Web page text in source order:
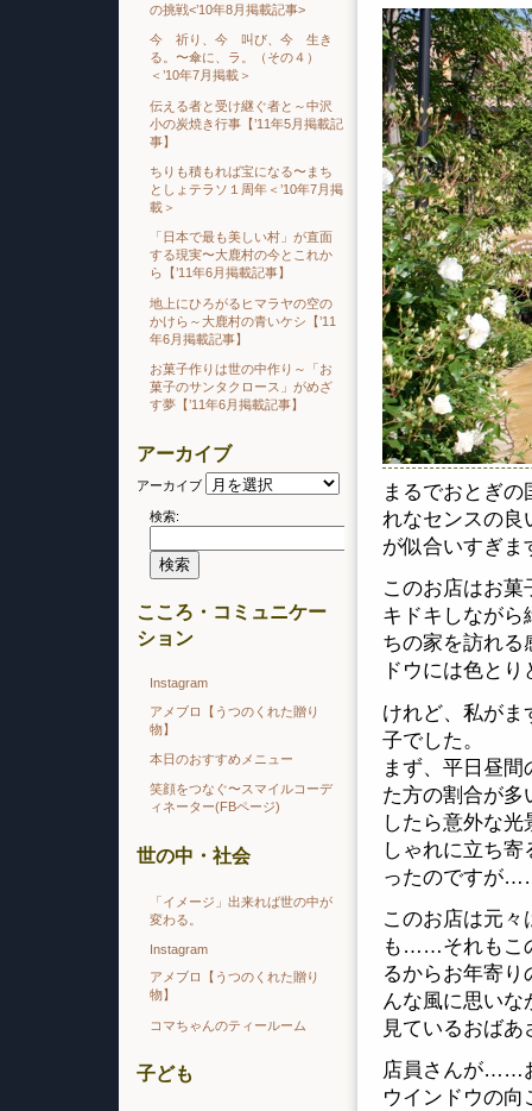
まるでおとぎ
れなセンスの良
が似合いすぎま
このお店はお
キドキしながら
ちの家を訪れ
ドウには色と
けれど、私がま
子でした。
まず、平日昼
た方の割合が多
したら意外な
しゃれに立ち
ったのですが
このお店は元
も……それもこ
るからお年寄
んな風に思い
見ているおば
店員さんが……
ウインドウの
の挑戦<’10年8月掲載記事>
今 祈り、今 叫び、今 生き
る。〜傘に、ラ。（その４）
＜’10年7月掲載＞
伝える者と受け継ぐ者と～中沢
小の炭焼き行事【’11年5月掲載記
事】
ちりも積もれば宝になる〜まち
としょテラソ１周年＜’10年7月掲
載＞
「日本で最も美しい村」が直面
する現実〜大鹿村の今とこれか
ら【’11年6月掲載記事】
地上にひろがるヒマラヤの空の
かけら～大鹿村の青いケシ【’11
年6月掲載記事】
お菓子作りは世の中作り～「お
菓子のサンタクロース」がめざ
す夢【’11年6月掲載記事】
アーカイブ
アーカイブ
検索:
こころ・コミュニケー
ション
Instagram
アメブロ【うつのくれた贈り
物】
本日のおすすめメニュー
笑顔をつなぐ〜スマイルコーデ
ィネーター(FBページ)
世の中・社会
「イメージ」出来れば世の中が
変わる。
Instagram
アメブロ【うつのくれた贈り
物】
コマちゃんのティールーム
子ども